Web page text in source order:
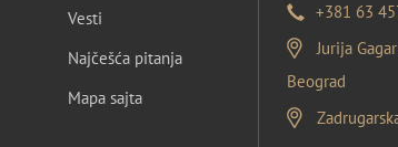
Vesti
Najčešća pitanja
Mapa sajta
+381 63
Jurija
Beograd